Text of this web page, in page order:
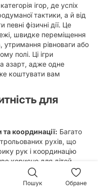
ігор, де успіх
тактики, а й від
фізичні дії. Це
швидке переміщення
утримання рівноваги або
полі. Ці ігри
азарт, адже одне
коштувати вам
для
координації: Багато
рухів, що
рук і координацію
корисно для дітей,
навички.
з жанру спритності
Пошук Обране